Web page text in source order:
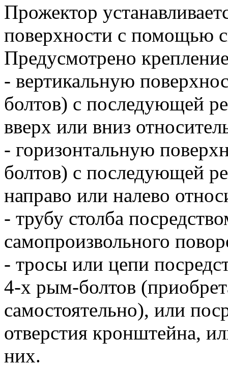
Прожектор
поверхности с помощью
Предусмотрено
- вертикальную
болтов) с последующей
вверх или вниз
- горизонтальную
болтов) с последующей
направо или налево
- трубу столба
самопроизвольного
- тросы или цепи
4-х рым-болтов
самостоятельно), или
отверстия кронштейна,
них.